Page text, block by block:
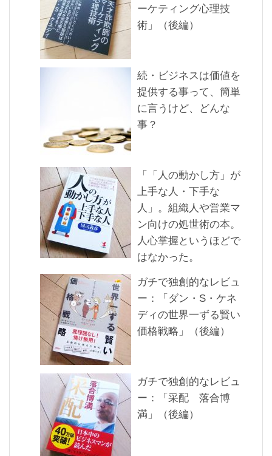
ーケティング心理技
術」（後編）
続・ビジネスは価値を
提供する事って、簡単
に言うけど、どんな
事？
「「人の動かし方」が
上手な人・下手な
人」。組織人や営業マ
ン向けの処世術の本。
人心掌握というほどで
はなかった。
ガチで独創的なレビュ
ー：「ダン・S・ケネ
ディの世界一ずる賢い
価格戦略」（後編）
ガチで独創的なレビュ
ー：「采配 落合博
満」（後編）